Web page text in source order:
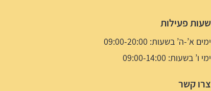
שעות פעילות
ימים א’-ה’ בשעות: 09:00-20:00
ימי ו’ בשעות: 09:00-14:00
צרו קשר